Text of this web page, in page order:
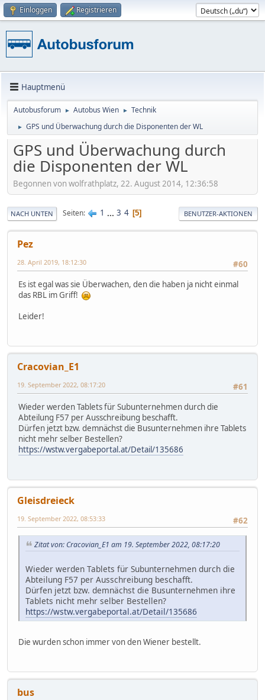
Einloggen Registrieren
Hauptmenü
Autobusforum ► Autobus Wien ► Technik
► GPS und Überwachung durch die Disponenten der WL
GPS und Überwachung durch
die Disponenten der WL
Begonnen von wolfrathplatz, 22. August 2014, 12:36:58
NACH UNTEN Seiten 1 ... 3 4 5 BENUTZER-AKTIONEN
Pez
#60
28. April 2019, 18:12:30
Es ist egal was sie Überwachen, den die haben ja nicht einmal
das RBL im Griff!
Leider!
Cracovian_E1
#61
19. September 2022, 08:17:20
Wieder werden Tablets für Subunternehmen durch die
Abteilung F57 per Ausschreibung beschafft.
Dürfen jetzt bzw. demnächst die Busunternehmen ihre Tablets
nicht mehr selber Bestellen?
https://wstw.vergabeportal.at/Detail/135686
Gleisdreieck
#62
19. September 2022, 08:53:33
Zitat von: Cracovian_E1 am 19. September 2022, 08:17:20
Wieder werden Tablets für Subunternehmen durch die
Abteilung F57 per Ausschreibung beschafft.
Dürfen jetzt bzw. demnächst die Busunternehmen ihre
Tablets nicht mehr selber Bestellen?
https://wstw.vergabeportal.at/Detail/135686
Die wurden schon immer von den Wiener bestellt.
bus